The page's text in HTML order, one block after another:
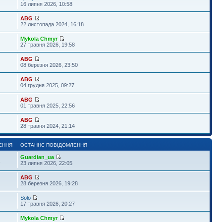
16 липня 2026, 10:58
ABG
22 листопада 2024, 16:18
Mykola Chmyr
27 травня 2026, 19:58
ABG
08 березня 2026, 23:50
ABG
04 грудня 2025, 09:27
ABG
01 травня 2025, 22:56
ABG
28 травня 2024, 21:14
ОСТАННЄ ПОВІДОМЛЕННЯ
Guardian_ua
23 липня 2026, 22:05
ABG
28 березня 2026, 19:28
Solo
17 травня 2026, 20:27
Mykola Chmyr